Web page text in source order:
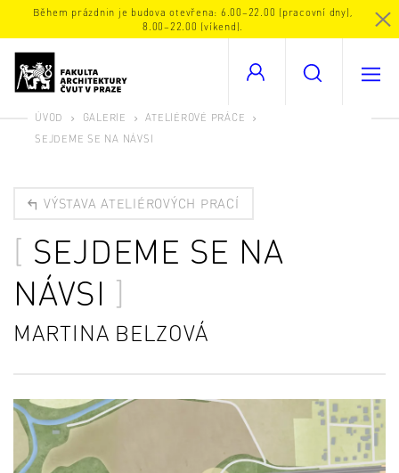
Během prázdnin je budova otevřena: 6.00–22.00 (pracovní dny),
8.00–22.00 (víkend).
ÚVOD GALERIE
ATELIÉROVÉ PRÁCE
SEJDEME SE NA NÁVSI
VÝSTAVA ATELIÉROVÝCH PRACÍ
SEJDEME SE NA
NÁVSI
MARTINA BELZOVÁ